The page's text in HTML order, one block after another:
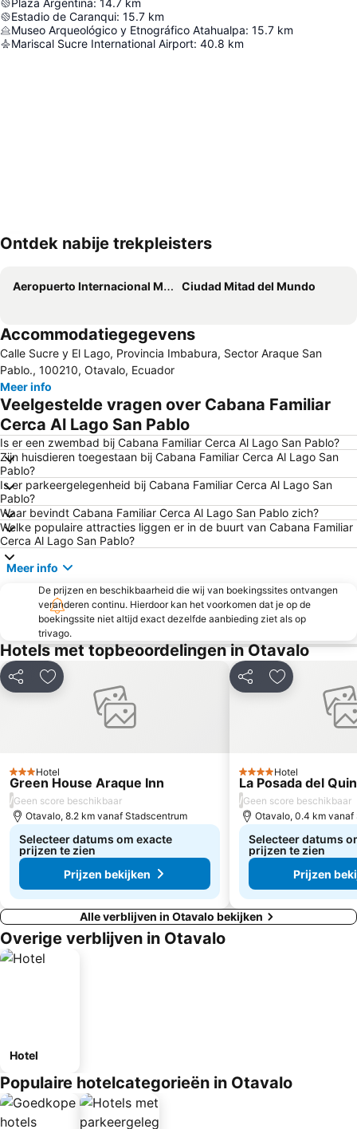
Plaza Argentina: 14.7 km
Estadio de Caranqui: 15.7 km
Museo Arqueológico y Etnográfico Atahualpa: 15.7 km
Mariscal Sucre International Airport: 40.8 km
Kaart uitvouwen
Ontdek nabije trekpleisters
Aeropuerto Internacional Mariscal Sucre Ciudad Mitad del Mundo
Accommodatiegegevens
Calle Sucre y El Lago, Provincia Imbabura, Sector Araque San
Pablo., 100210, Otavalo, Ecuador
Meer info
Veelgestelde vragen over Cabana Familiar
Cerca Al Lago San Pablo
Is er een zwembad bij Cabana Familiar Cerca Al Lago San Pablo?
Zijn huisdieren toegestaan bij Cabana Familiar Cerca Al Lago San
Pablo?
Is er parkeergelegenheid bij Cabana Familiar Cerca Al Lago San
Pablo?
Waar bevindt Cabana Familiar Cerca Al Lago San Pablo zich?
Welke populaire attracties liggen er in de buurt van Cabana Familiar
Cerca Al Lago San Pablo?
Meer info
De prijzen en beschikbaarheid die wij van boekingssites ontvangen
veranderen continu. Hierdoor kan het voorkomen dat je op de
boekingssite niet altijd exact dezelfde aanbieding ziet als op
trivago.
Hotels met topbeoordelingen in Otavalo
Delen Toevoegen aan favorieten
3 Sterren
Hotel
Green House Araque Inn
/Geen score beschikbaar
Otavalo, 8.2 km vanaf Stadscentrum
Selecteer datums om exacte
prijzen te zien
Prijzen bekijken
Delen Toevoegen
4 SterrenHotel
La Posada del
/Geen score beschikbaar
Otavalo, 0.4 km vanaf
Selecteer datums
prijzen te zien
Prijzen
Alle verblijven in Otavalo bekijken
Overige verblijven in Otavalo
Hotel
Populaire hotelcategorieën in Otavalo